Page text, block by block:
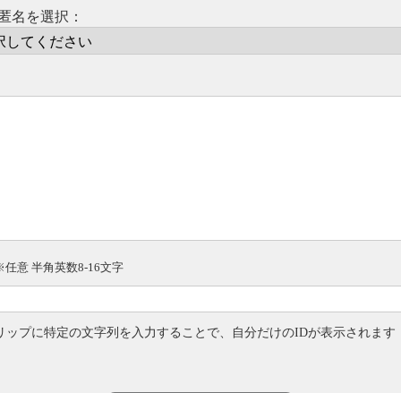
名を選択：
意 半角英数8-16文字
プに特定の文字列を入力することで、自分だけのIDが表示されます